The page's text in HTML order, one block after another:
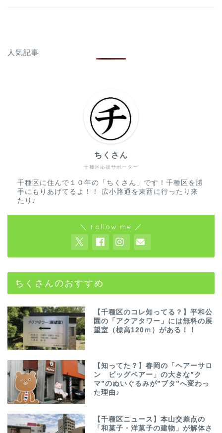
人気記事
千種区応援サポーター
ちくさん
千種区に住んで１０年の「ちくさん」です！千種区を勝
手にもりあげてるよ！！ 広小路通を東西に行ったり来
たり♪
＼ Follow me ／
ちくさんのおすすめ
【千種区のコレ知ってる？】平和公
園の「アクアタワー」には無料の展
望室（標高120ｍ）がある！！
【知ってた？】春岡の「ヘアーサロ
ン ビッグベアー」の大きな”ク
マ”のぬいぐるみが”ブタ”へ変わっ
た理由♪
【千種区ニュース】本山交差点の
「和菓子・洋菓子の建物」が解体さ